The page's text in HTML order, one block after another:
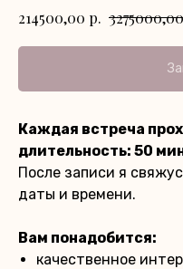
214500,00 р. 3275000,00
Каждая встреча
длительность: 50
После записи я
даты и времени.
Вам понадобится:
качественное